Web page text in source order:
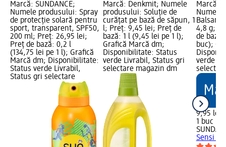
Marcă: SUNDANCE;
Numele produsului: Spray
de protecție solară pentru
sport, transparent, SPF50,
200 ml; Preț: 26,95 lei;
Preț de bază: 0,2 l
(134,75 lei pe 1 l); Grafică
Marcă dm; Disponibilitate:
Status verde Livrabil,
Status gri selectare
Marcă: Denkmit; Numele
produsului: Soluție de
curățat pe bază de săpun, 1
l; Preț: 9,45 lei; Preț de
bază: 1 l (9,45 lei pe 1 l);
Grafică Marcă dm;
Disponibilitate: Status
verde Livrabil, Status gri
selectare magazin dm
Marcă:
Numele
Balsam
4,8 g;
de bază:
buc);
verde
9,95 lei
1 buc
Sensi